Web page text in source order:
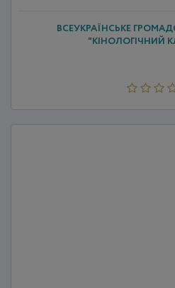
ВСЕУКРАЇНСЬКЕ
"КІНОЛОГІЧНИЙ